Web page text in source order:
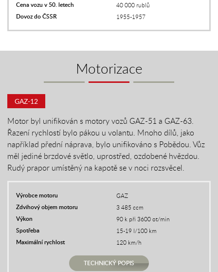
Cena vozu v 50. letech 40 000 rublů
Dovoz do ČSSR 1955-1957
Motorizace
Výrobce motoru GAZ
Zdvihový objem motoru 3 485 ccm
Výkon 90 k při 3600 ot/min
Spotřeba 15-19 l/100 km
Maximální rychlost 120 km/h
TECHNICKÝ POPIS
GAZ-12
Motor byl unifikován s motory vozů GAZ-51 a GAZ-63.
Řazení rychlostí bylo pákou u volantu. Mnoho dílů, jako
například přední náprava, bylo unifikováno s Pobědou. Vůz
měl jediné brzdové světlo, uprostřed, ozdobené hvězdou.
Rudý prapor umístěný na kapotě se v noci rozsvěcel.